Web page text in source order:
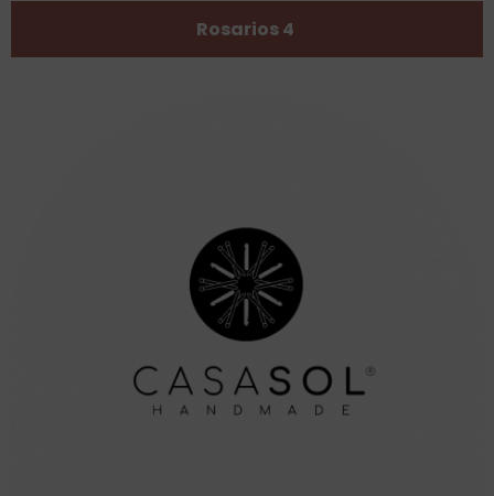
Rosarios 4